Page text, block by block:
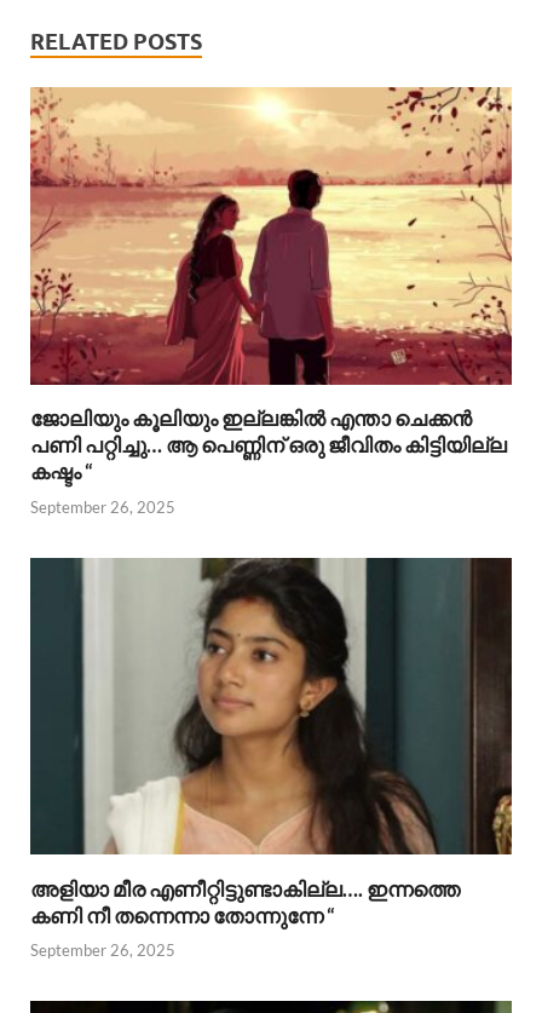
RELATED POSTS
ജോലിയും കൂലിയും ഇല്ലങ്കിൽ എന്താ ചെക്കൻ
പണി പറ്റിച്ചു… ആ പെണ്ണിന് ഒരു ജീവിതം കിട്ടിയില്ല
കഷ്ടം “
September 26, 2025
അളിയാ മീര എണീറ്റിട്ടുണ്ടാകില്ല…. ഇന്നത്തെ
കണി നീ തന്നെന്നാ തോന്നുന്നേ “
September 26, 2025